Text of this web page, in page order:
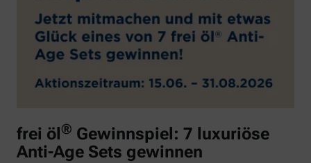
frei öl ® Gewinnspiel: 7 luxuriöse
Anti-Age Sets gewinnen